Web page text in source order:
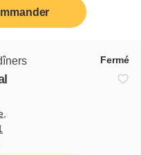
Fermé
la maison!